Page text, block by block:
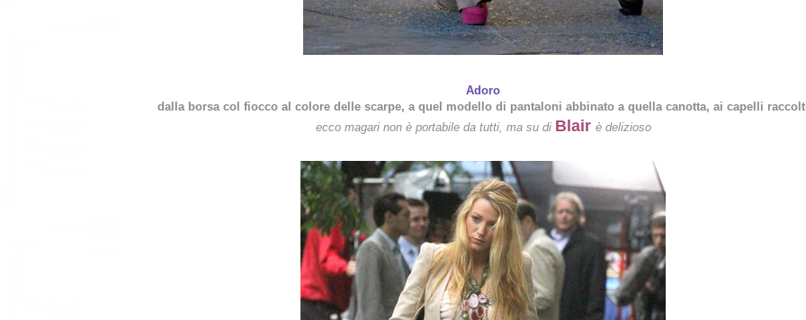
Adoro
dalla borsa col fiocco al colore delle scarpe, a quel modello di pantaloni abbinato a quella canotta, ai capelli
ecco magari non è portabile da tutti, ma su di Blair è delizioso